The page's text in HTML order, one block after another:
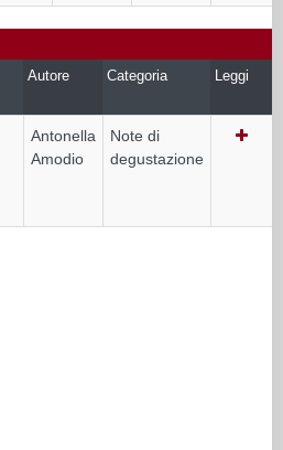
Autore Categoria Leggi
Antonella
Amodio
Note di
degustazione